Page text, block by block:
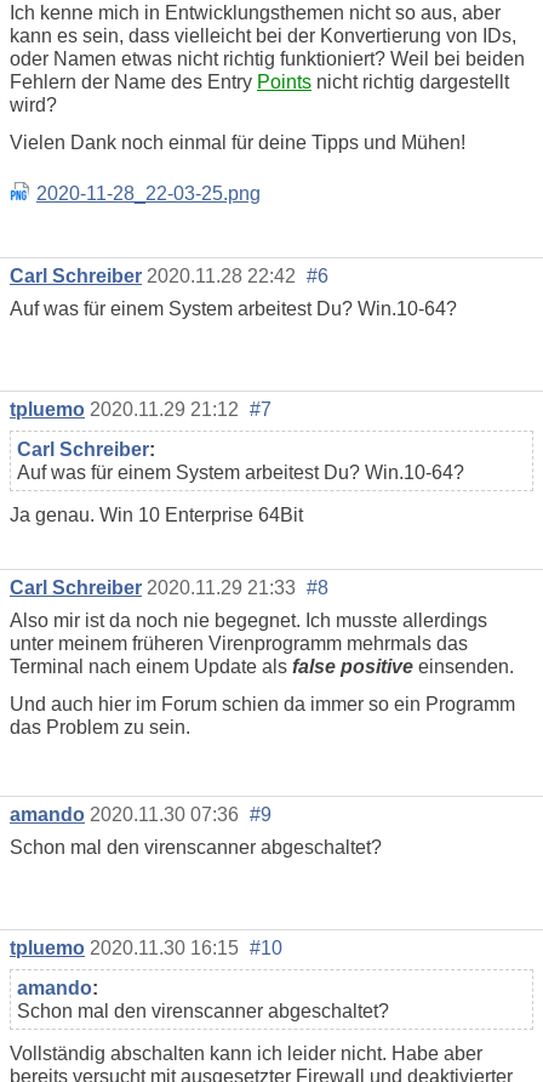
Ich kenne mich in Entwicklungsthemen nicht so aus, aber
kann es sein, dass vielleicht bei der Konvertierung von IDs,
oder Namen etwas nicht richtig funktioniert? Weil bei beiden
Fehlern der Name des Entry Points nicht richtig dargestellt
wird?
Vielen Dank noch einmal für deine Tipps und Mühen!
2020-11-28_22-03-25.png
Carl Schreiber 2020.11.28 22:42 #6
Auf was für einem System arbeitest Du? Win.10-64?
tpluemo 2020.11.29 21:12 #7
Carl Schreiber:
Auf was für einem System arbeitest Du? Win.10-64?
Ja genau. Win 10 Enterprise 64Bit
Carl Schreiber 2020.11.29 21:33 #8
Also mir ist da noch nie begegnet. Ich musste allerdings
unter meinem früheren Virenprogramm mehrmals das
Terminal nach einem Update als false positive einsenden.
Und auch hier im Forum schien da immer so ein Programm
das Problem zu sein.
amando 2020.11.30 07:36 #9
Schon mal den virenscanner abgeschaltet?
tpluemo 2020.11.30 16:15 #10
amando:
Schon mal den virenscanner abgeschaltet?
Vollständig abschalten kann ich leider nicht. Habe aber
bereits versucht mit ausgesetzter Firewall und deaktivierter